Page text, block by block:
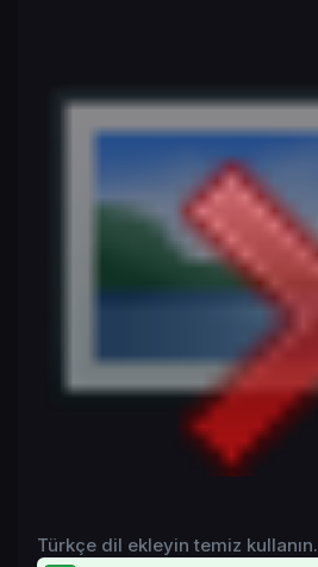
Türkçe dil ekleyin temiz kullanın.